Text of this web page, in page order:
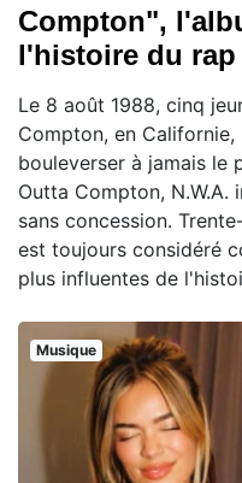
Compton",
l'histoire du rap
Le 8 août 1988, cinq
Compton, en
bouleverser à jamais le
Outta Compton, N.W.A.
sans concession.
est toujours considéré
plus influentes de
Musique